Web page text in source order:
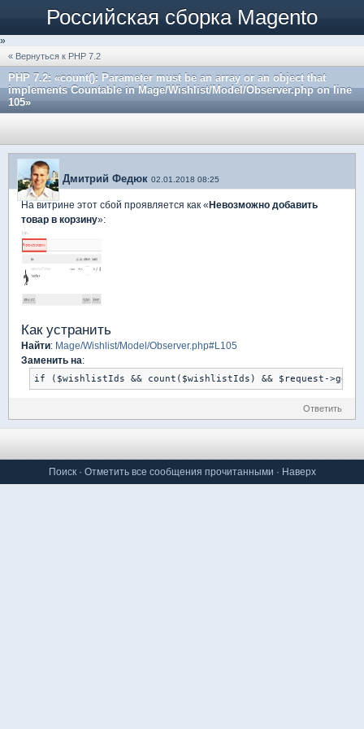
Российская сборка Magento
»
« Вернуться к PHP 7.2
PHP 7.2: «count(): Parameter must be an array or an object that
implements Countable in Mage/Wishlist/Model/Observer.php on line
105»
Дмитрий Федюк 02.01.2018 08:25
На витрине этот сбой проявляется как « Невозможно добавить
товар в корзину»:
Как устранить
Найти: Mage/Wishlist/Model/Observer.php#L105
Заменить на:
if ($wishlistIds && count($wishlistIds) && $request-
Ответить
Поиск· Отметить все сообщения прочитанными · Наверх